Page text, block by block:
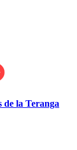
de la Teranga